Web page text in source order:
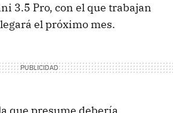
3.5 Pro, con el que trabajan
el próximo mes.